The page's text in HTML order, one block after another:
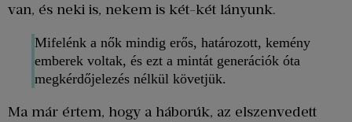
van, és neki is, nekem is két-két lányunk.
Mifelénk a nők mindig erős, határozott, kemény
emberek voltak, és ezt a mintát generációk óta
megkérdőjelezés nélkül követjük.
Ma már értem, hogy a háborúk, az elszenvedett